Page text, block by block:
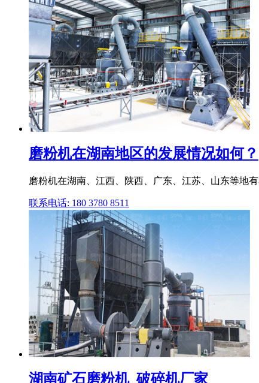
磨粉机在湖南地区的发展情况如何？
磨粉机在湖南、江西、陕西、广东、江苏、山东等地
联系电话: 180 3780 8511
湖南矿石磨粉机_破碎机厂家